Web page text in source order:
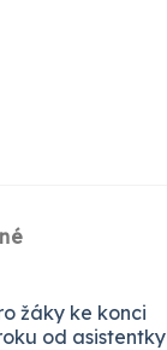
žáky ke konci
od asistentky